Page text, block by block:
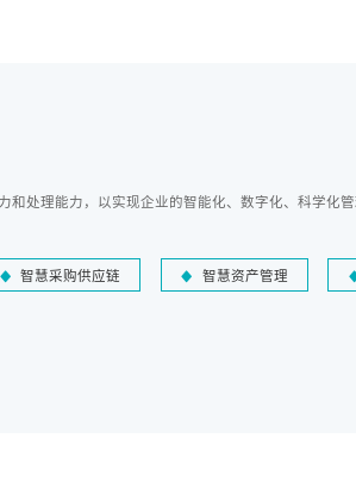
和处理能力，以实现企业的智能化、数字化、科学化
智慧采购供应链 智慧资产管理